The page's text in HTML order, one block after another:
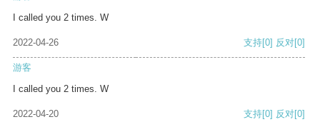
I called you 2 times. W
2022-04-26 支持[0] 反对[0]
游客
I called you 2 times. W
2022-04-20 支持[0] 反对[0]